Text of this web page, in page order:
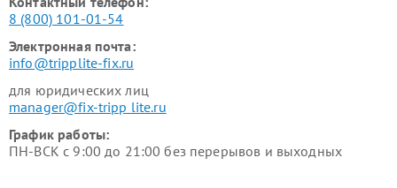
8 (800) 101-01-54
Электронная почта:
info@tripplite-fix.ru
для юридических лиц
manager@fix-tripp lite.ru
График работы:
ПН-ВСК с 9:00 до 21:00 без перерывов и выходных